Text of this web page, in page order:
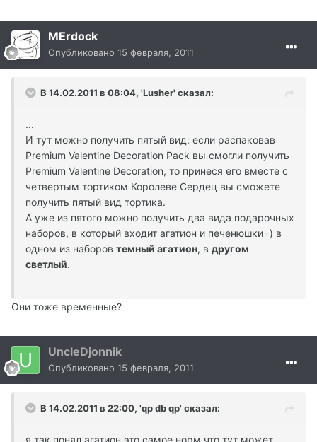
MErdock
Опубликовано 15 февраля, 2011
В 14.02.2011 в 08:04, 'Lusher' сказал:
...
И тут можно получить пятый вид: если распаковав
Premium Valentine Decoration Pack вы смогли получить
Premium Valentine Decoration, то принеся его вместе с
четвертым тортиком Королеве Сердец вы сможете
получить пятый вид тортика.
А уже из пятого можно получить два вида подарочных
наборов, в который входит агатион и печенюшки=) в
одном из наборов темный агатион, в другом
светлый.
Они тоже временные?
UncleDjonnik
Опубликовано 15 февраля, 2011
В 14.02.2011 в 22:00, 'qp db qp' сказал:
я так понял агатион это самое норм что тут может